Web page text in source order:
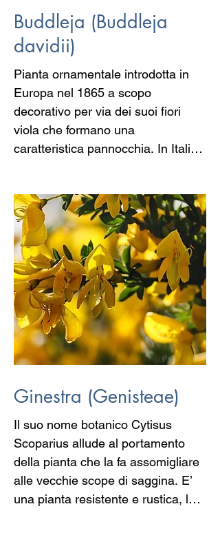
Buddleja (Buddleja
davidii)
Pianta ornamentale introdotta in
Europa nel 1865 a scopo
decorativo per via dei suoi fiori
viola che formano una
caratteristica pannocchia. In Italia
Viene anche chiamata albero delle
farfalle poiché i suoi piccoli fiori
sono molto graditi a questi
lepidotteri.
Ginestra (Genisteae)
Il suo nome botanico Cytisus
Scoparius allude al portamento
della pianta che la fa assomigliare
alle vecchie scope di saggina. E’
una pianta resistente e rustica, la